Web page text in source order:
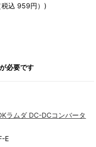
税込 959円）)
が必要です
ラムダ DC-DCコンバータ
E